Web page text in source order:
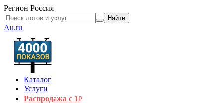
Регион Россия
Найти
Au.ru
Каталог
Услуги
Распродажа с 1₽